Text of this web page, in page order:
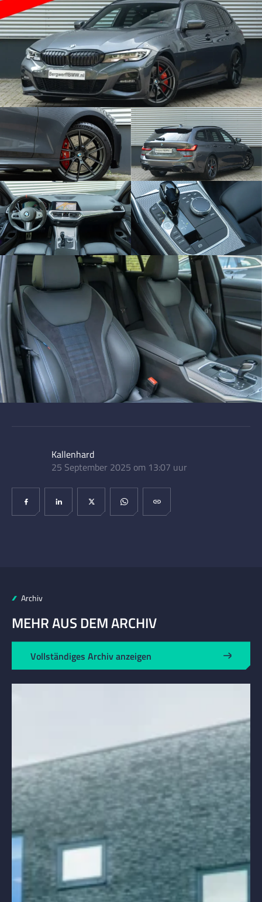
Kallenhard
25 September 2025 om 13:07 uur
Archiv
MEHR AUS DEM ARCHIV
Vollständiges Archiv anzeigen